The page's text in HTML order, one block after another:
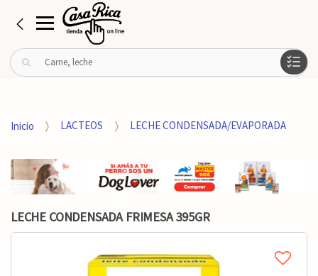
B
u
r
o
r
Inicio LACTEOS LECHE CONDENSADA/EVAPORADA
LECHE CONDENSADA FRIMESA 395GR